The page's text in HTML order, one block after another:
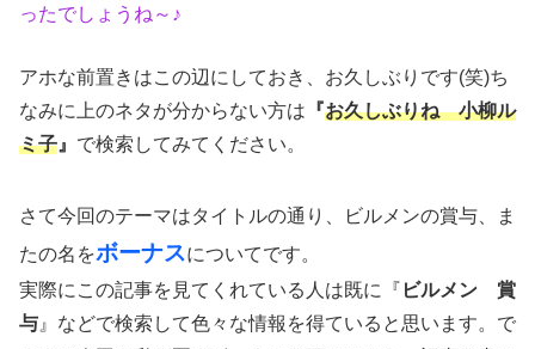
ったでしょうね～♪
アホな前置きはこの辺にしておき、お久しぶりです(笑)ち
なみに上のネタが分からない方は 『お久しぶりね 小柳ル
ミ子 』 で検索してみてください。
さて今回のテーマはタイトルの通り、ビルメンの賞与、ま
たの名をボーナスについてです。
実際にこの記事を見てくれている人は既に『 ビルメン 賞
与 』などで検索して色々な情報を得ていると思います。で